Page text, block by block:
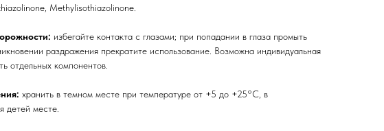
Methylisothiazolinone.
избегайте контакта с глазами; при попадании в глаза промыть
раздражения прекратите использование. Возможна индивидуальная
отдельных компонентов.
хранить в темном месте при температуре от +5 до +25°С, в
детей месте.